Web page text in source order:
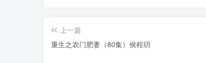
上一篇
重生之农门肥妻（80集）侯程玥